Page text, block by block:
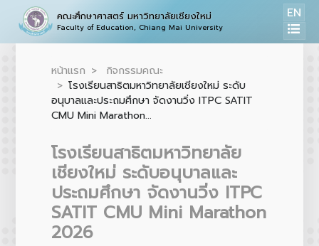
คณะศึกษาศาสตร์ มหาวิทยาลัยเชียงใหม่
Faculty of Education, Chiang Mai University
EN
หน้าแรก
กิจกรรมคณะ
โรงเรียนสาธิตมหาวิทยาลัยเชียงใหม่ ระดับ
อนุบาลและประถมศึกษา จัดงานวิ่ง ITPC SATIT
CMU Mini Marathon...
โรงเรียนสาธิตมหาวิทยาลัย
เชียงใหม่ ระดับอนุบาลและ
ประถมศึกษา จัดงานวิ่ง ITPC
SATIT CMU Mini Marathon
2026